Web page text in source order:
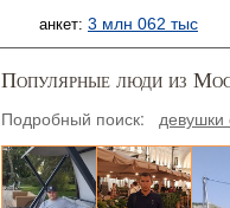
анкет: 3 млн 062 тыс
Популярные люди из
Подробный поиск: девушки
Алексей, 50